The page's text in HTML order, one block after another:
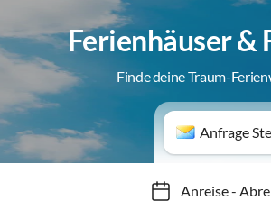
Ferienhäuser &
Finde deine Traum-
Anfrage
Anreise-